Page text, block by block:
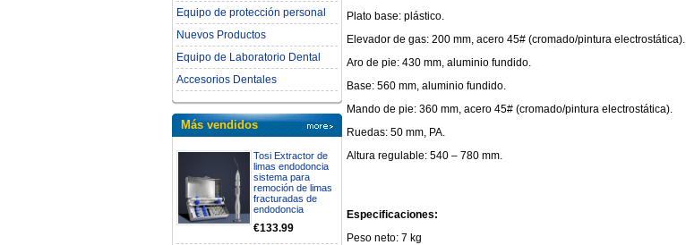
Equipo de protección personal
Nuevos Productos
Equipo de Laboratorio Dental
Accesorios Dentales
Más vendidos
Tosi Extractor de
limas endodoncia
sistema para
remoción de limas
fracturadas de
endodoncia
€133.99
Plato base: plástico.
Elevador de gas: 200 mm, acero 45# (cromado/pintura electrostática).
Aro de pie: 430 mm, aluminio fundido.
Base: 560 mm, aluminio fundido.
Mando de pie: 360 mm, acero 45# (cromado/pintura electrostática).
Ruedas: 50 mm, PA.
Altura regulable: 540 – 780 mm.
Especificaciones:
Peso neto: 7 kg